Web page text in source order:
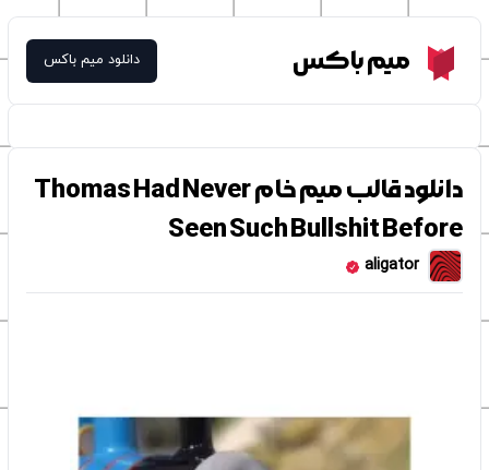
Meme Boxمیم باکس دانلود میم باکس
دانلود قالب میم خام Thomas Had Never
Seen Such Bullshit Before
aligator